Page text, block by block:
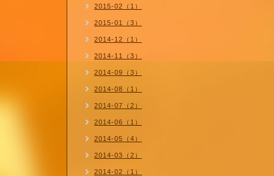
2015-02（1）
2015-01（3）
2014-12（1）
2014-11（3）
2014-09（3）
2014-08（1）
2014-07（2）
2014-06（1）
2014-05（4）
2014-03（2）
2014-02（1）